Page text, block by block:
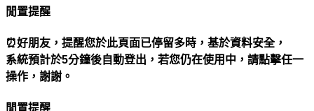
閒置提醒
⏰好朋友，提醒您於此頁面已停留多時，基於資料安全，
系統預計於5分鐘後自動登出，若您仍在使用中，請點擊任一
操作，謝謝。
閒置提醒